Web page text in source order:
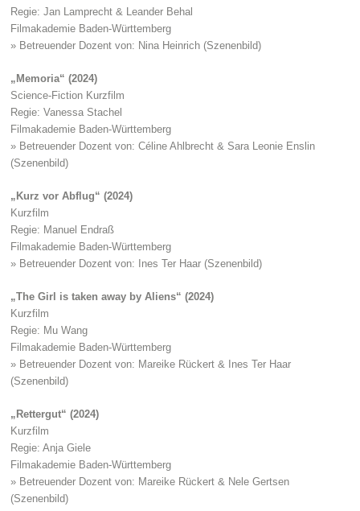
Regie: Jan Lamprecht & Leander Behal
Filmakademie Baden-Württemberg
» Betreuender Dozent von: Nina Heinrich (Szenenbild)
„Memoria“ (2024)
Science-Fiction Kurzfilm
Regie: Vanessa Stachel
Filmakademie Baden-Württemberg
» Betreuender Dozent von: Céline Ahlbrecht & Sara Leonie Enslin
(Szenenbild)
„Kurz vor Abflug“ (2024)
Kurzfilm
Regie: Manuel Endraß
Filmakademie Baden-Württemberg
» Betreuender Dozent von: Ines Ter Haar (Szenenbild)
„The Girl is taken away by Aliens“ (2024)
Kurzfilm
Regie: Mu Wang
Filmakademie Baden-Württemberg
» Betreuender Dozent von: Mareike Rückert & Ines Ter Haar
(Szenenbild)
„Rettergut“ (2024)
Kurzfilm
Regie: Anja Giele
Filmakademie Baden-Württemberg
» Betreuender Dozent von: Mareike Rückert & Nele Gertsen
(Szenenbild)